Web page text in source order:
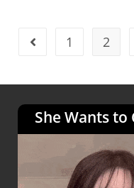
Go to the
1 2
À
She Wants to